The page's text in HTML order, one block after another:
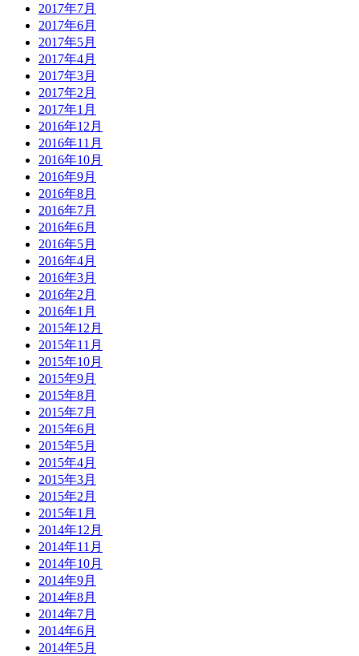
2017年7月
2017年6月
2017年5月
2017年4月
2017年3月
2017年2月
2017年1月
2016年12月
2016年11月
2016年10月
2016年9月
2016年8月
2016年7月
2016年6月
2016年5月
2016年4月
2016年3月
2016年2月
2016年1月
2015年12月
2015年11月
2015年10月
2015年9月
2015年8月
2015年7月
2015年6月
2015年5月
2015年4月
2015年3月
2015年2月
2015年1月
2014年12月
2014年11月
2014年10月
2014年9月
2014年8月
2014年7月
2014年6月
2014年5月